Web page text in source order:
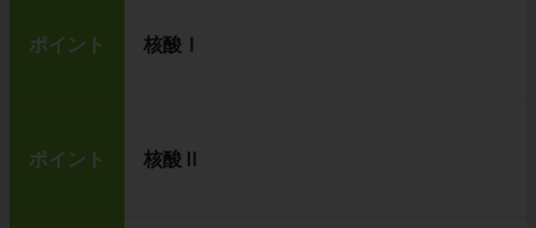
ポイント 核酸Ⅰ
ポイント 核酸Ⅱ